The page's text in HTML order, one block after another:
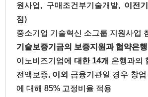
원사업, 구매조건부기술개발, 이전
점)
중소기업 기술혁신 소그룹 지원사업
기술보증기금의 보증지원과 협약은
이노비즈기업에 대한 14개 은행과의
전액보증, 이외 금융기관일 경우 창
에 대해 85% 고정비율 적용